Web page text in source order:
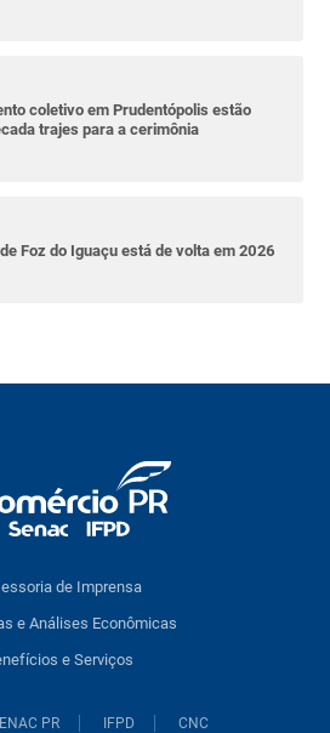
coletivo em Prudentópolis estão
trajes para a cerimônia
Foz do Iguaçu está de volta em 2026
de Imprensa
e Análises Econômicas
e Serviços
PR IFPD CNC